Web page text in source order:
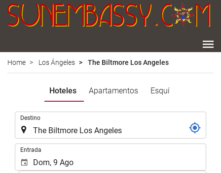
Home Los Ángeles The Biltmore Los Angeles
Hoteles Apartamentos Esquí
Destino
Entrada